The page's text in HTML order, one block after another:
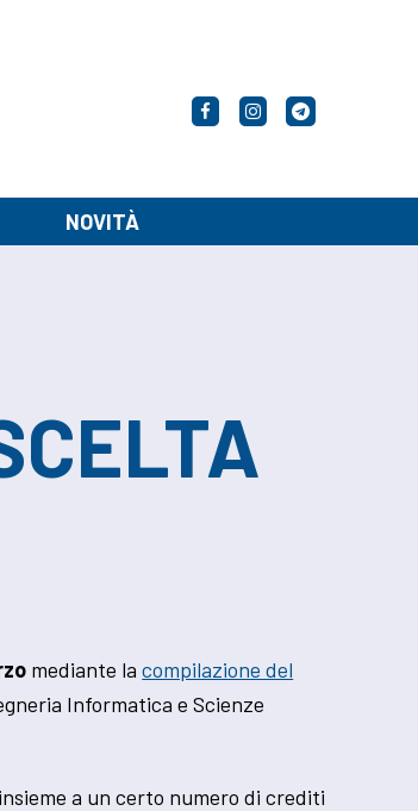
FacebookInstagramTelegram
NOVITÀ
mediante lacompilazione del
Informatica e Scienze
a un certo numero di crediti